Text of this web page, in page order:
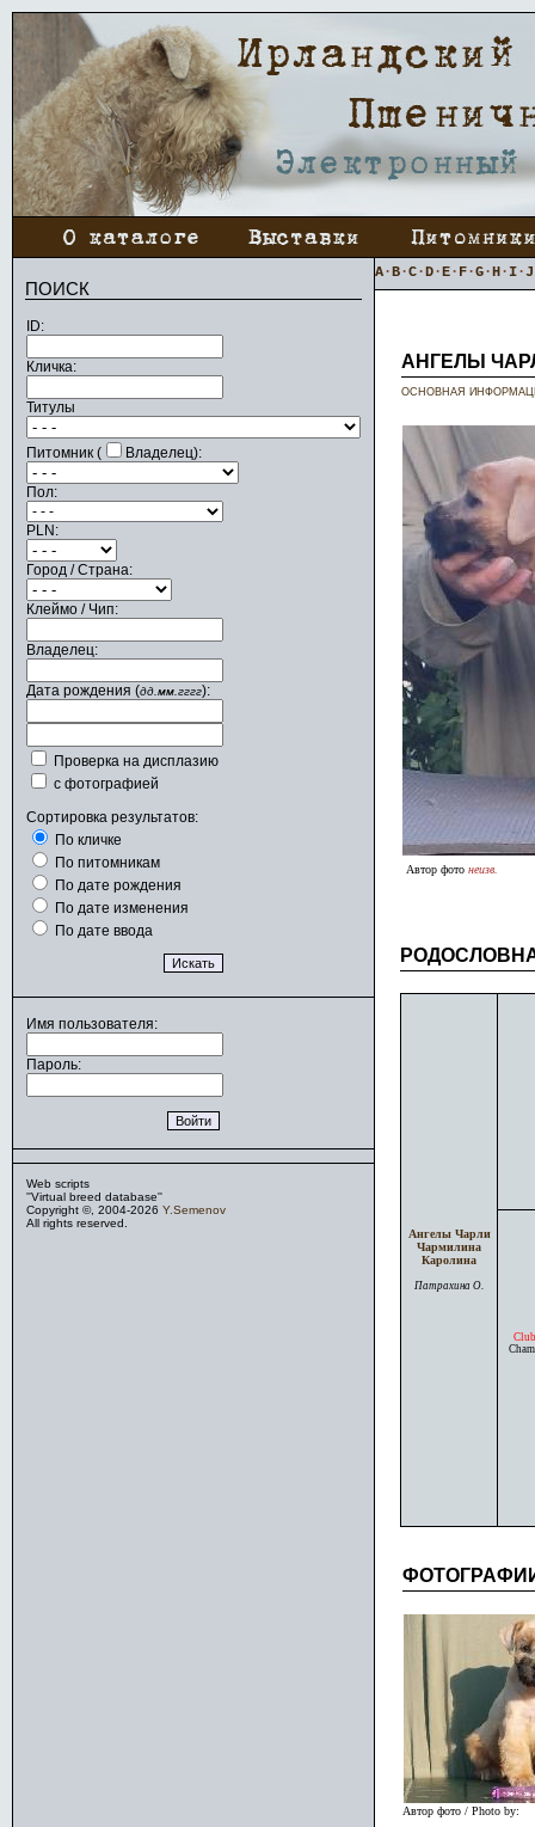
ПОИСК
ID:
Кличка:
Титулы
Питомник ( Владелец):
Пол:
PLN:
Город / Страна:
Клеймо / Чип:
Владелец:
Дата рождения (дд.мм.гггг):
Проверка на дисплазию
с фотографией
Сортировка результатов:
По кличке
По питомникам
По дате рождения
По дате изменения
По дате ввода
Имя пользователя:
Пароль:
Web scripts
''Virtual breed database''
Copyright ©, 2004-2026 Y.Semenov
All rights reserved.
A·B·C·D·E· F·G·H· I·J
АНГЕЛЫ
ОСНОВНАЯ
Автор фото неизв.
Ангелы Чарли
Чармилина
Каролина
Патрахина О.
Автор фото / Photo by: